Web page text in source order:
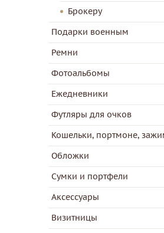
Брокеру
Подарки военным
Ремни
Фотоальбомы
Ежедневники
Футляры для очков
Кошельки, портмоне,
Обложки
Сумки и портфели
Аксессуары
Визитницы